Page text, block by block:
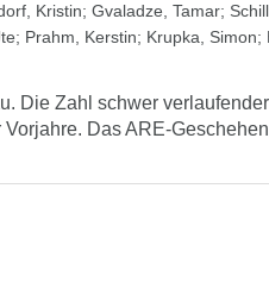
Kristin; Gvaladze, Tamar;
; Prahm, Kerstin; Krupka, Simon;
Die Zahl schwer verlaufender
Das ARE-